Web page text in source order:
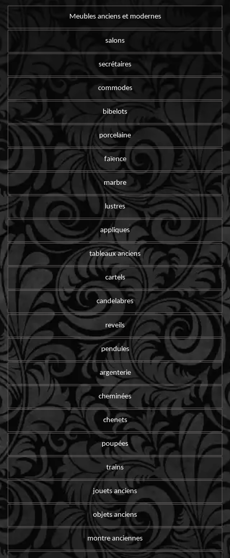
Meubles anciens et modernes
salons
secrétaires
commodes
bibelots
porcelaine
faïence
marbre
lustres
appliques
tableaux anciens
cartels
candelabres
reveils
pendules
argenterie
cheminées
chenets
poupées
trains
jouets anciens
objets anciens
montre anciennes